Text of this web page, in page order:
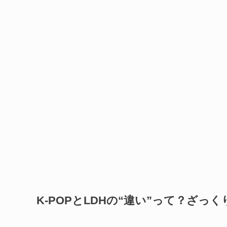
K-POPとLDHの“違い”って？ざっく